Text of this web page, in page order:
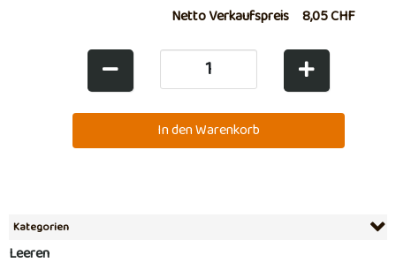
Kategorien
Leeren
Netto Verkaufspreis 8,05 CHF